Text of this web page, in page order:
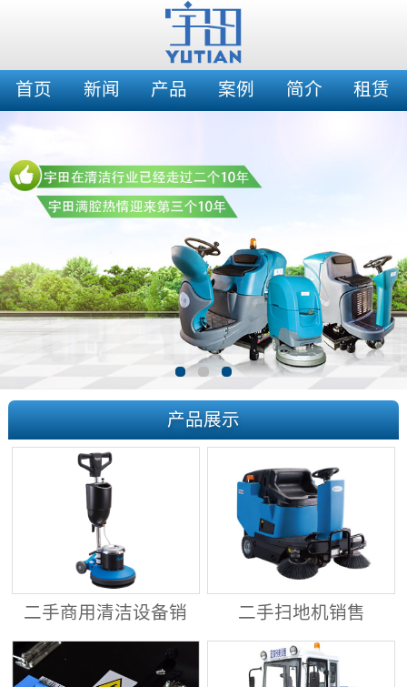
首页 新闻 产品 案例 简介 租赁
产品展示
二手商用清洁设备销
二手扫地机销售